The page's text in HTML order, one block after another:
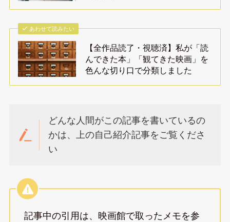
あわせて読みたい
【全作品読了・視聴済】私が「読
んできた本」「観てきた映画」を
色んな切り口で分類しました
どんな人間がこの記事を書いているの
かは、上の自己紹介記事をご覧くださ
い
記事中の引用は、映画館で取ったメモを参